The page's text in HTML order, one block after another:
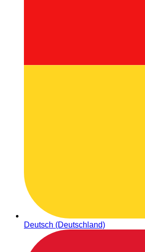
Deutsch (Deutschland)